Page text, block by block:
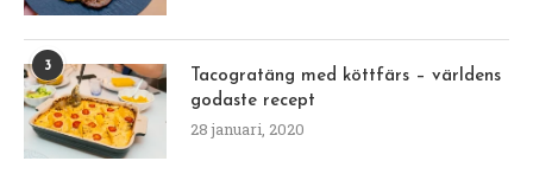
3
Tacogratäng med köttfärs – världens
godaste recept
28 januari, 2020